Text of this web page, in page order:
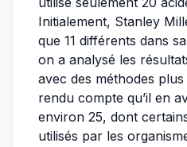
Initialement, Stanley
que 11 différents dans
on a analysé les
avec des méthodes plus
rendu compte qu’il en
environ 25, dont
utilisés par les